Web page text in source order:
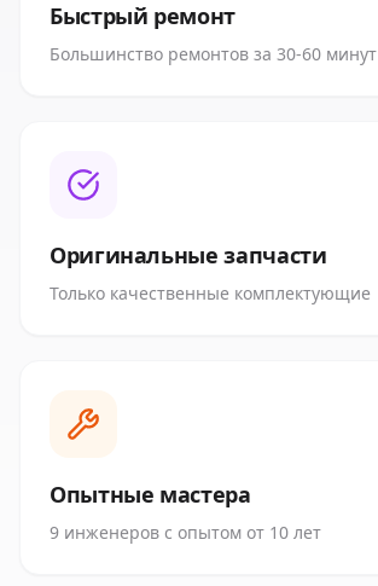
Быстрый ремонт
Большинство ремонтов за 30-60 минут
Оригинальные запчасти
Только качественные комплектующие
Опытные мастера
9 инженеров с опытом от 10 лет